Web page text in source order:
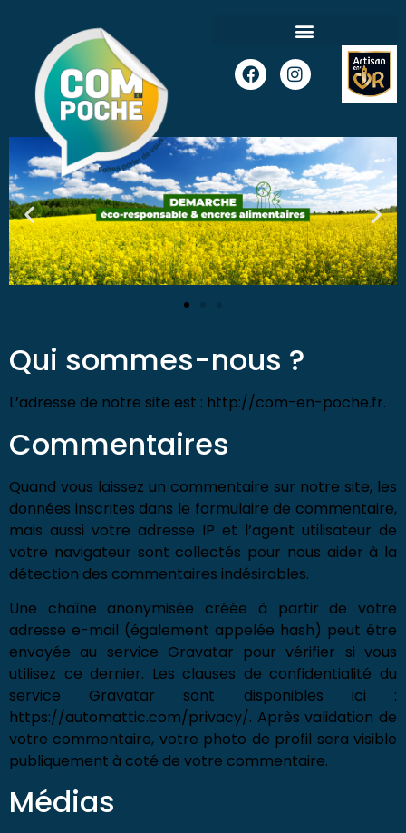
Qui sommes-nous ?
L’adresse de notre site est : http://com-en-poche.fr.
Commentaires
Quand vous laissez un commentaire sur notre site, les
données inscrites dans le formulaire de commentaire,
mais aussi votre adresse IP et l’agent utilisateur de
votre navigateur sont collectés pour nous aider à la
détection des commentaires indésirables.
Une chaîne anonymisée créée à partir de votre
adresse e-mail (également appelée hash) peut être
envoyée au service Gravatar pour vérifier si vous
utilisez ce dernier. Les clauses de confidentialité du
service Gravatar sont disponibles ici :
https://automattic.com/privacy/. Après validation de
votre commentaire, votre photo de profil sera visible
publiquement à coté de votre commentaire.
Médias